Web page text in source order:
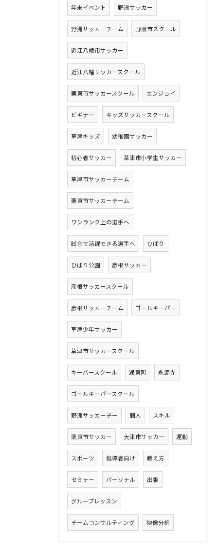
年末イベント 野洲サッカー
野洲サッカーチーム 野洲市スクール
近江八幡市サッカー
近江八幡サッカースクール
栗東市サッカースクール エンジョイ
ビギナー キッズサッカースクール
草津キッズ 幼稚園サッカー
初心者サッカー 草津市小学生サッカー
草津市サッカーチーム
栗東市サッカーチーム
ワンランク上の選手へ
試合で活躍できる選手へ ひばり
ひばり公園 彦根サッカー
彦根サッカースクール
彦根サッカーチーム ゴールキーパー
草津少年サッカー
草津市サッカースクール
キーパースクール 湖東町 永源寺
ゴールキーパースクール
野洲サッカーチー 個人 スキル
栗東市サッカー 大津市サッカー 運動
スポーツ 指導者向け 教え方
セミナー パーソナル 出張
グループレッスン
チームコンサルティング 映像分析